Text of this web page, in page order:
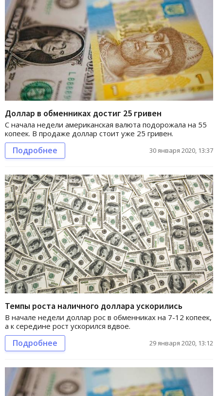
Доллар в обменниках достиг 25 гривен
С начала недели американская валюта подорожала на 55
копеек. В продаже доллар стоит уже 25 гривен.
Подробнее 30 января 2020, 13:37
Темпы роста наличного доллара ускорились
В начале недели доллар рос в обменниках на 7-12 копеек,
а к середине рост ускорился вдвое.
Подробнее 29 января 2020, 13:12